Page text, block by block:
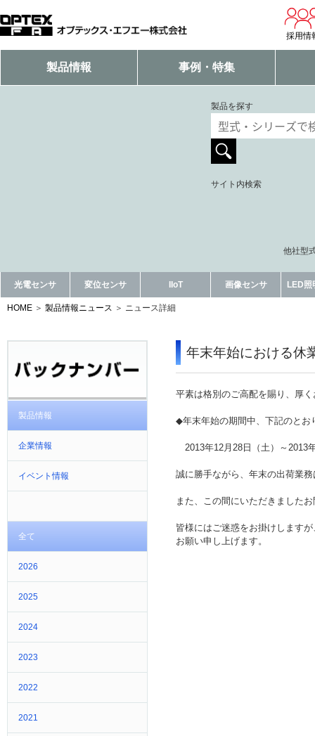
採用情
製品情報 事例・特集
製品を探す
サイト内検索
他社型
光電センサ 変位センサ IIoT 画像センサ LED照
HOME 製品情報ニュース ニュース詳細
製品情報
企業情報
イベント情報
全て
2026
2025
2024
2023
2022
2021
年末年始における休
平素は格別のご高配を賜り、厚
◆年末年始の期間中、下記のとお
2013年12月28日（土）～2013
誠に勝手ながら、年末の出荷業
また、この間にいただきました
皆様にはご迷惑をお掛けします
お願い申し上げます。